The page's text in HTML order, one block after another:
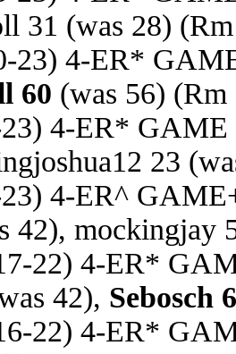
31 (was 28)
23) 4-ER*
60 (was 56) (Rm
23) 4-ER*
23
23) 4-ER^
42), mockingjay
22) 4-ER*
42), Sebosch
22) 4-ER*